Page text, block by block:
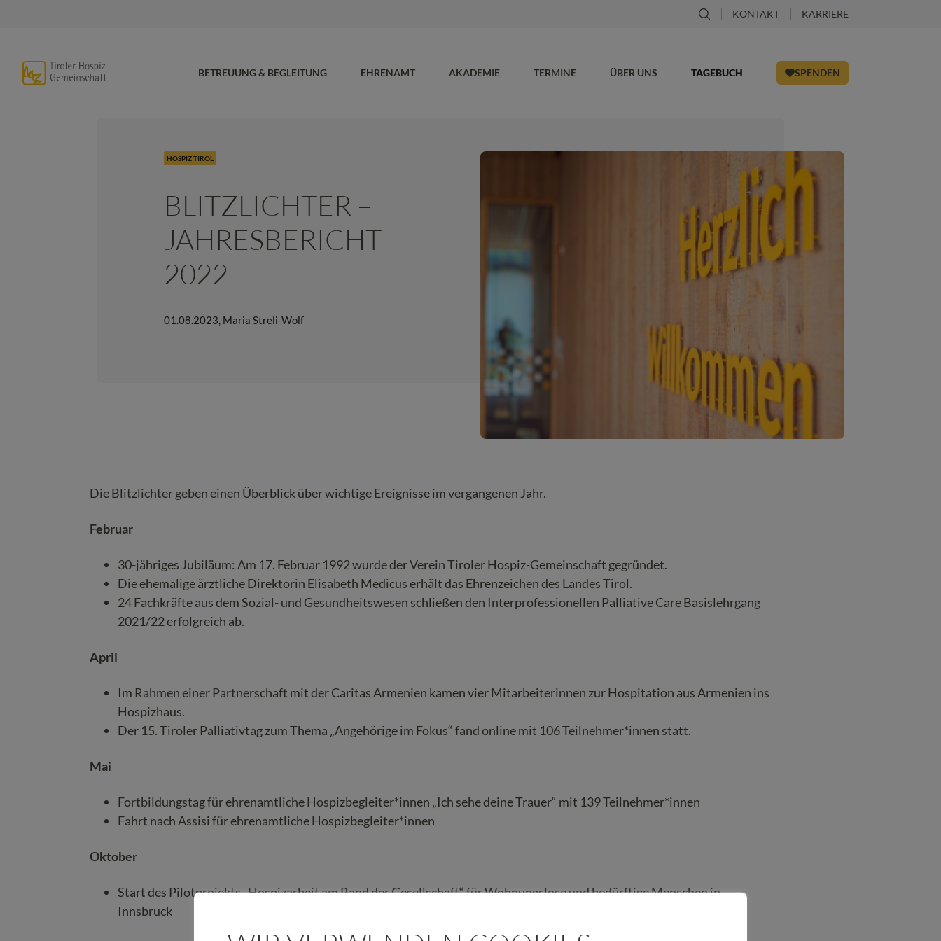
KONTAKT KARRIERE
BETREUUNG & BEGLEITUNG EHRENAMT AKADEMIE TERMINE ÜBER UNS TAGEBUCH SPENDEN
HOSPIZ TIROL
BLITZLICHTER –
JAHRESBERICHT
2022
01.08.2023, Maria Streli-Wolf
Die Blitzlichter geben einen Überblick über wichtige Ereignisse im vergangenen Jahr.
Februar
30-jähriges Jubiläum: Am 17. Februar 1992 wurde der Verein Tiroler Hospiz-Gemeinschaft gegründet.
Die ehemalige ärztliche Direktorin Elisabeth Medicus erhält das Ehrenzeichen des Landes Tirol.
24 Fachkräfte aus dem Sozial- und Gesundheitswesen schließen den Interprofessionellen Palliative Care Basislehrgang
2021/22 erfolgreich ab.
April
Im Rahmen einer Partnerschaft mit der Caritas Armenien kamen vier Mitarbeiterinnen zur Hospitation aus Armenien ins
Hospizhaus.
Der 15. Tiroler Palliativtag zum Thema „Angehörige im Fokus“ fand online mit 106 Teilnehmer*innen statt.
Mai
Fortbildungstag für ehrenamtliche Hospizbegleiter*innen „Ich sehe deine Trauer“ mit 139 Teilnehmer*innen
Fahrt nach Assisi für ehrenamtliche Hospizbegleiter*innen
Oktober
Start des Pilotprojekts „Hospizarbeit am Rand der Gesellschaft“ für Wohnungslose und bedürftige Menschen in
Innsbruck